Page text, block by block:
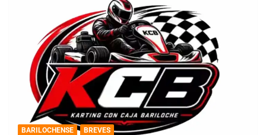
BARILOCHENSE BREVES